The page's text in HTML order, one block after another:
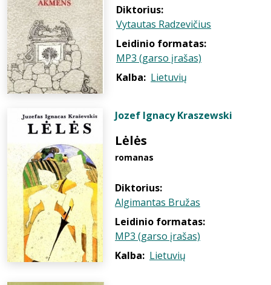
Diktorius:
Vytautas Radzevičius
Leidinio formatas:
MP3 (garso įrašas)
Kalba: Lietuvių
Jozef Ignacy Kraszewski
Lėlės
romanas
Diktorius:
Algimantas Bružas
Leidinio formatas:
MP3 (garso įrašas)
Kalba: Lietuvių